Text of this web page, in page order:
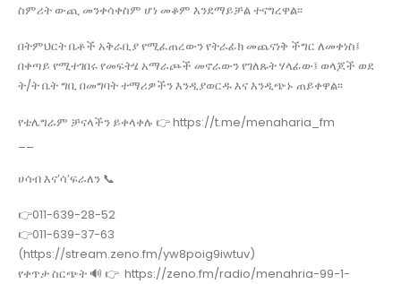
ስምሪት ውጪ መንቀሳቀስም ሆነ መቆም እንደማይቻል ተናግረዋል፡፡
በትምህርት ቤቶች አቅራቢያ የሚፈጠረውን የትራፊክ መጨናነቅ ችግር ለመቀነስ፤
በቀጣይ የሚተገበሩ የመፍትሄ አማራጮች መኖራውን የገለጹት ሃላፊው፤ ወላጆች ወደ
ት/ት ቤት ግቢ በመግባት ተማሪዎችን እንዲያወርዱ እና እንዲጭኑ ጠይቀዋል፡፡
የቴሌግራም ቻናላችን ይቀላቀሉ 👉 https://t.me/menaharia_fm
ሀሳብ እና’ሳ’ፍራለን 📞
👉011-639-28-52
👉011-639-37-63
(https://stream.zeno.fm/yw8poig9iwtuv)
የቀጥታ ስርጭት 🔊 👉 https://zeno.fm/radio/menahria-99-1-